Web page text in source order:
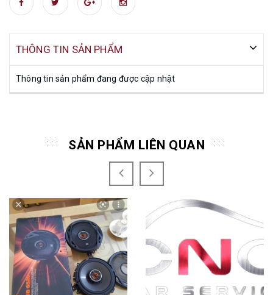
THÔNG TIN SẢN PHẨM
Thông tin sản phẩm đang được cập nhật
SẢN PHẨM LIÊN QUAN